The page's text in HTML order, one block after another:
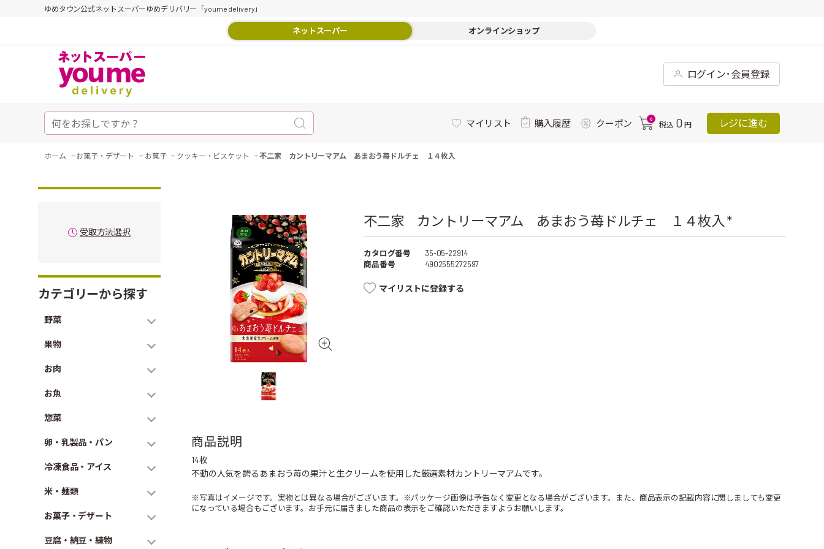
ゆめタウン公式ネットスーパーゆめデリバリー「youme delivery」
ネットスーパー オンラインショップ
ログイン･会員登録
マイリスト 購入履歴 クーポン 0
税込 0 円 レジに進む
ホーム - お菓子・デザート - お菓子 - クッキー・ビスケット -不二家 カントリーマアム あまおう苺ドルチェ １４枚入
受取方法選択
カテゴリーから探す
野菜
果物
お肉
お魚
惣菜
卵・乳製品・パン
冷凍食品・アイス
米・麺類
お菓子・デザート
豆腐・納豆・練物
不二家 カントリーマアム あまおう苺ドルチェ １４枚入 *
カタログ番号
35-05-22914
商品番号
4902555272597
マイリストに登録する
商品説明
14枚
不動の人気を誇るあまおう苺の果汁と生クリームを使用した厳選素材カントリーマアムです。
※写真はイメージです。実物とは異なる場合がございます。※パッケージ画像は予告なく変更となる場合がございます。また、商品表示の記載内容に関しましても変更
になっている場合もございます。お手元に届きました商品の表示をご確認いただきますようお願いします。